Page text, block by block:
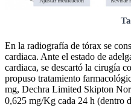
En la radiografía de tórax se
cardiaca. Ante el estado de
cardiaca, se descartó la cirugía
propuso tratamiento
mg, Dechra Limited Skipton
0,625 mg/Kg cada 24 h (dentro